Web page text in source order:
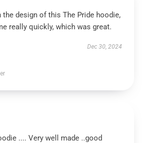
design of this The Pride hoodie,
really quickly, which was great.
Dec 30, 2024
.... Very well made ..good